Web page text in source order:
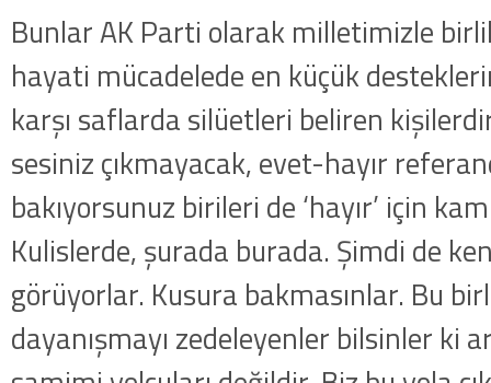
Bunlar AK Parti olarak milletimizle
hayati mücadelede en küçük
karşı saflarda silüetleri beliren
sesiniz çıkmayacak, evet-hayır
bakıyorsunuz birileri de ‘hayır’ için
Kulislerde, şurada burada. Şimdi de
görüyorlar. Kusura bakmasınlar. Bu
dayanışmayı zedeleyenler bilsinler ki